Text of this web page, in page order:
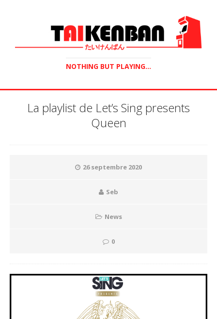
NOTHING BUT PLAYING...
La playlist de Let’s Sing presents
Queen
26 septembre 2020
Seb
News
0